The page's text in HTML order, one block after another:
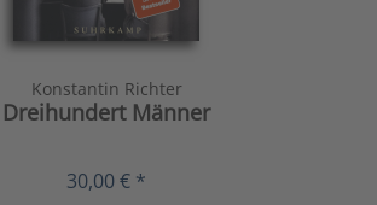
Konstantin Richter
Dreihundert Männer
30,00 € *